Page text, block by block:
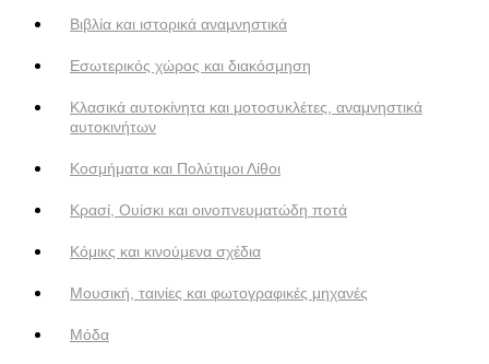
Βιβλία και ιστορικά αναμνηστικά
Εσωτερικός χώρος και διακόσμηση
Κλασικά αυτοκίνητα και μοτοσυκλέτες, αναμνηστικά
αυτοκινήτων
Κοσμήματα και Πολύτιμοι Λίθοι
Κρασί, Ουίσκι και οινοπνευματώδη ποτά
Κόμικς και κινούμενα σχέδια
Μουσική, ταινίες και φωτογραφικές μηχανές
Μόδα